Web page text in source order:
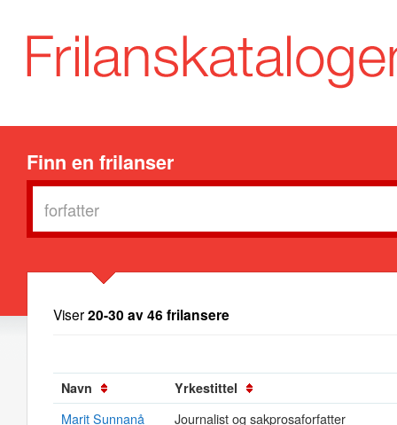
Finn en frilanser
Viser20-30 av 46 frilansere
Navn Yrkestittel
Marit Sunnanå Journalist og sakprosaforfatter